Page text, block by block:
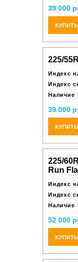
39 000
225/
Индекс
Индекс
Наличие
39 000
225/
Run
Индекс
Индекс
Наличие
52 000